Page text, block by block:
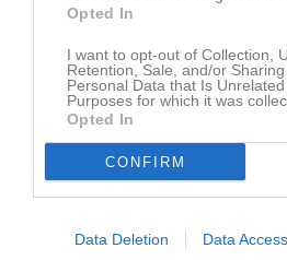
Opted In
I want to opt-out of Collection,
Retention, Sale, and/or
Personal Data that Is
Purposes for which it was
Opted In
CONFIRM
Data Deletion Data Access
På gång
Inga kommande